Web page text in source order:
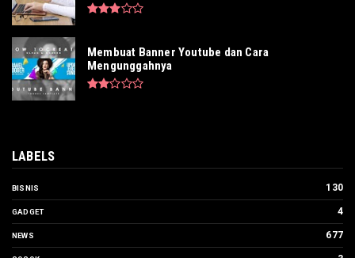
Membuat Banner Youtube dan Cara
Mengunggahnya
LABELS
BISNIS 130
GADGET 4
NEWS 677